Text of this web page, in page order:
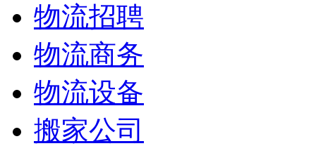
物流招聘
物流商务
物流设备
搬家公司